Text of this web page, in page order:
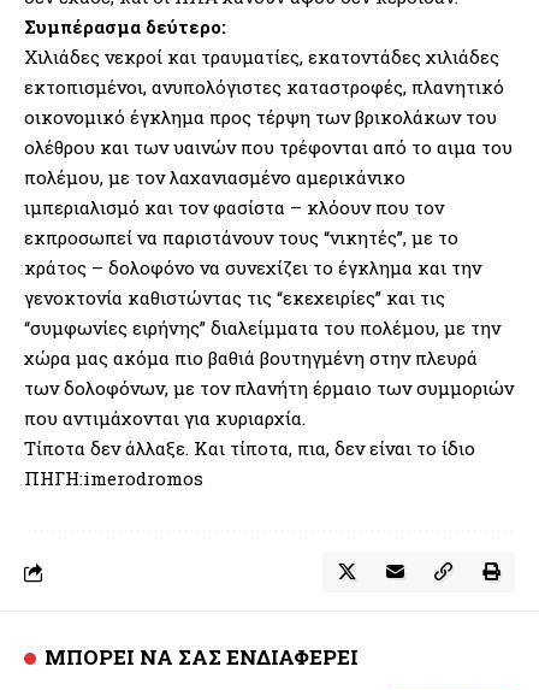
Συμπέρασμα δεύτερο:
Χιλιάδες νεκροί και τραυματίες, εκατοντάδες χιλιάδες
εκτοπισμένοι, ανυπολόγιστες καταστροφές, πλανητικό
οικονομικό έγκλημα προς τέρψη των βρικολάκων του
ολέθρου και των υαινών που τρέφονται από το αιμα του
πολέμου, με τον λαχανιασμένο αμερικάνικο
ιμπεριαλισμό και τον φασίστα – κλόουν που τον
εκπροσωπεί να παριστάνουν τους “νικητές”, με το
κράτος – δολοφόνο να συνεχίζει το έγκλημα και την
γενοκτονία καθιστώντας τις “εκεχειρίες” και τις
“συμφωνίες ειρήνης” διαλείμματα του πολέμου, με την
χώρα μας ακόμα πιο βαθιά βουτηγμένη στην πλευρά
των δολοφόνων, με τον πλανήτη έρμαιο των συμμοριών
που αντιμάχονται για κυριαρχία.
Τίποτα δεν άλλαξε. Και τίποτα, πια, δεν είναι το ίδιο
ΠΗΓΗ:imerodromos
ΜΠΟΡΕΙ ΝΑ ΣΑΣ ΕΝΔΙΑΦΕΡΕΙ